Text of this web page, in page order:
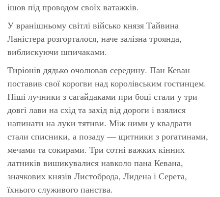
ішов під проводом своїх ватажків.
У вранішньому світлі військо князя Тайвина
Ланістера розгорталося, наче залізна троянда,
виблискуючи шпичаками.
Тиріонів дядько очолював середину. Пан Кеван
поставив свої корогви над королівським гостинцем.
Піші лучники з сагайдаками при боці стали у три
довгі лави на схід та захід від дороги і взялися
напинати на луки тятиви. Між ними у квадрати
стали списники, а позаду — щитники з рогатинами,
мечами та сокирами. Три сотні важких кінних
латників вишикувалися навколо пана Кевана,
значкових князів Листоброда, Лидена і Серета,
їхнього служивого панства.